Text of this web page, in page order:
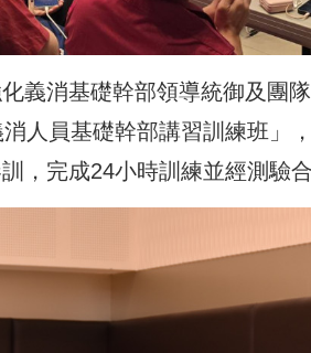
義消基礎幹部領導統御及 團
人員基礎幹部講習訓練班」
，完成24小時訓練並經測驗